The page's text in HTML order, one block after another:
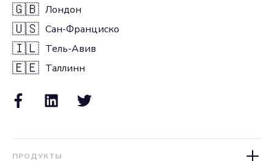
🇬🇧 Лондон
🇺🇸 Сан-Франциско
🇮🇱 Тель-Авив
🇪🇪 Таллинн
ПРОДУКТЫ